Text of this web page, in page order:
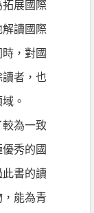
拓展國際
解讀國際
，對國
者，也
。
較為一致
秀的國
書的讀
能為青